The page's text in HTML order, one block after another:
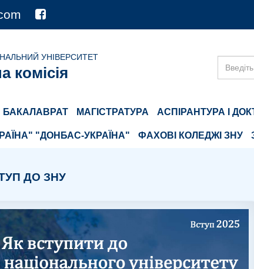
УНІВЕРСИТЕТ
комісія
БАКАЛАВРАТ МАГІСТРАТУРА АСПІРАНТУРА І
"ДОНБАС-УКРАЇНА" ФАХОВІ КОЛЕДЖІ ЗНУ
ДО ЗНУ